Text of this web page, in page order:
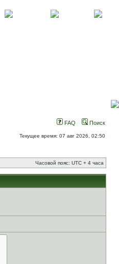
FAQ Поиск
Текущее время: 07 авг 2026, 02:50
Часовой пояс: UTC + 4 часа